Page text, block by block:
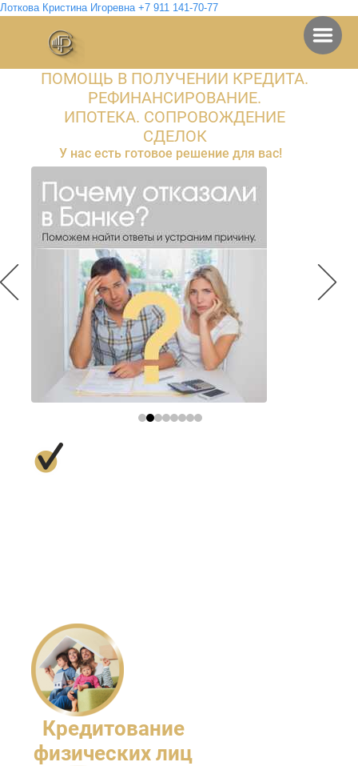
Лоткова Кристина Игоревна +7 911 141-70-77
ГОТОВЫЕ РЕШЕНИЯ
Консалтинговое бюро
ПОМОЩЬ В ПОЛУЧЕНИИ КРЕДИТА.
РЕФИНАНСИРОВАНИЕ.
ИПОТЕКА. СОПРОВОЖДЕНИЕ
СДЕЛОК
У нас есть готовое решение для вас!
Кредитование
физических лиц